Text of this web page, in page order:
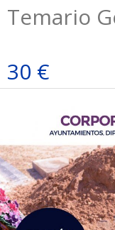
Temario
30 €